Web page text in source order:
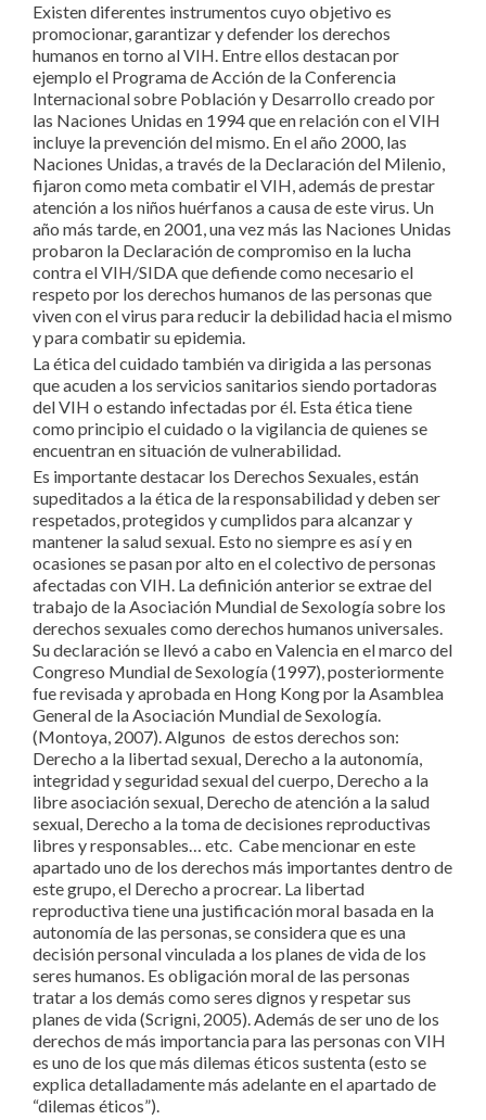
Existen diferentes instrumentos cuyo objetivo es
promocionar, garantizar y defender los derechos
humanos en torno al VIH. Entre ellos destacan por
ejemplo el Programa de Acción de la Conferencia
Internacional sobre Población y Desarrollo creado por
las Naciones Unidas en 1994 que en relación con el VIH
incluye la prevención del mismo. En el año 2000, las
Naciones Unidas, a través de la Declaración del Milenio,
fijaron como meta combatir el VIH, además de prestar
atención a los niños huérfanos a causa de este virus. Un
año más tarde, en 2001, una vez más las Naciones Unidas
probaron la Declaración de compromiso en la lucha
contra el VIH/SIDA que defiende como necesario el
respeto por los derechos humanos de las personas que
viven con el virus para reducir la debilidad hacia el mismo
y para combatir su epidemia.
La ética del cuidado también va dirigida a las personas
que acuden a los servicios sanitarios siendo portadoras
del VIH o estando infectadas por él. Esta ética tiene
como principio el cuidado o la vigilancia de quienes se
encuentran en situación de vulnerabilidad.
Es importante destacar los Derechos Sexuales, están
supeditados a la ética de la responsabilidad y deben ser
respetados, protegidos y cumplidos para alcanzar y
mantener la salud sexual. Esto no siempre es así y en
ocasiones se pasan por alto en el colectivo de personas
afectadas con VIH. La definición anterior se extrae del
trabajo de la Asociación Mundial de Sexología sobre los
derechos sexuales como derechos humanos universales.
Su declaración se llevó a cabo en Valencia en el marco del
Congreso Mundial de Sexología (1997), posteriormente
fue revisada y aprobada en Hong Kong por la Asamblea
General de la Asociación Mundial de Sexología.
(Montoya, 2007). Algunos de estos derechos son:
Derecho a la libertad sexual, Derecho a la autonomía,
integridad y seguridad sexual del cuerpo, Derecho a la
libre asociación sexual, Derecho de atención a la salud
sexual, Derecho a la toma de decisiones reproductivas
libres y responsables… etc. Cabe mencionar en este
apartado uno de los derechos más importantes dentro de
este grupo, el Derecho a procrear. La libertad
reproductiva tiene una justificación moral basada en la
autonomía de las personas, se considera que es una
decisión personal vinculada a los planes de vida de los
seres humanos. Es obligación moral de las personas
tratar a los demás como seres dignos y respetar sus
planes de vida (Scrigni, 2005). Además de ser uno de los
derechos de más importancia para las personas con VIH
es uno de los que más dilemas éticos sustenta (esto se
explica detalladamente más adelante en el apartado de
“dilemas éticos”).